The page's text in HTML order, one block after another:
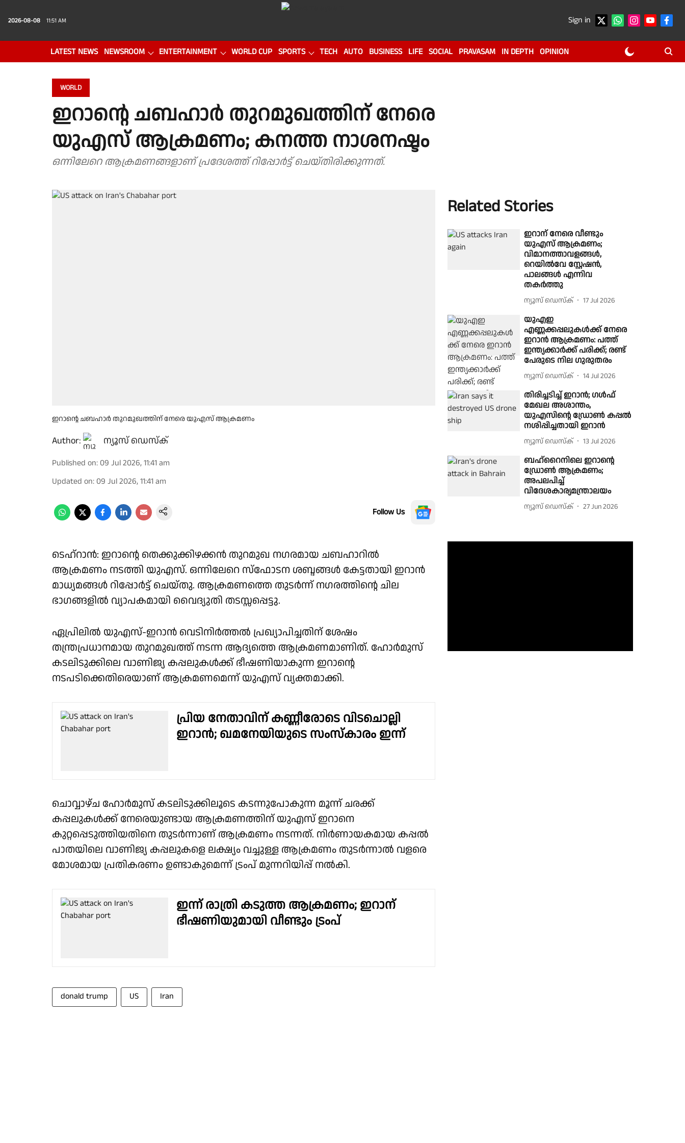
2026-08-08 11:51 AM Sign in
LATEST NEWS NEWSROOM ENTERTAINMENT WORLD CUP SPORTS TECH AUTO BUSINESS LIFE SOCIAL PRAVASAM IN DEPTH OPINION
WORLD
ഇറാൻ്റെ ചബഹാർ തുറമുഖത്തിന് നേരെ
യുഎസ് ആക്രമണം; കനത്ത നാശനഷ്ടം
ഒന്നിലേറെ ആക്രമണങ്ങളാണ് പ്രദേശത്ത് റിപ്പോർട്ട് ചെയ്തിരിക്കുന്നത്.
ഇറാൻ്റെ ചബഹാർ തുറമുഖത്തിന് നേരെ യുഎസ് ആക്രമണം
Author: ന്യൂസ് ഡെസ്ക്
Published on: 09 Jul 2026, 11:41 am
Updated on: 09 Jul 2026, 11:41 am
Follow Us
ടെഹ്റാൻ: ഇറാൻ്റെ തെക്കുക്കിഴക്കൻ തുറമുഖ നഗരമായ ചബഹാറിൽ
ആക്രമണം നടത്തി യുഎസ്. ഒന്നിലേറെ സ്ഫോടന ശബ്ദങ്ങൾ കേട്ടതായി ഇറാൻ
മാധ്യമങ്ങൾ റിപ്പോർട്ട് ചെയ്തു. ആക്രമണത്തെ തുടർന്ന് നഗരത്തിൻ്റെ ചില
ഭാഗങ്ങളിൽ വ്യാപകമായി വൈദ്യുതി തടസ്സപ്പെട്ടു.
ഏപ്രിലിൽ യുഎസ്-ഇറാൻ വെടിനിർത്തൽ പ്രഖ്യാപിച്ചതിന് ശേഷം
തന്ത്രപ്രധാനമായ തുറമുഖത്ത് നടന്ന ആദ്യത്തെ ആക്രമണമാണിത്. ഹോർമുസ്
കടലിടുക്കിലെ വാണിജ്യ കപ്പലുകൾക്ക് ഭീഷണിയാകുന്ന ഇറാൻ്റെ
നടപടിക്കെതിരെയാണ് ആക്രമണമെന്ന് യുഎസ് വ്യക്തമാക്കി.
പ്രിയ നേതാവിന് കണ്ണീരോടെ വിടചൊല്ലി
ഇറാൻ; ഖമനേയിയുടെ സംസ്കാരം ഇന്ന്
ചൊവ്വാഴ്ച ഹോർമുസ് കടലിടുക്കിലൂടെ കടന്നുപോകുന്ന മൂന്ന് ചരക്ക്
കപ്പലുകൾക്ക് നേരെയുണ്ടായ ആക്രമണത്തിന് യുഎസ് ഇറാനെ
കുറ്റപ്പെടുത്തിയതിനെ തുടർന്നാണ് ആക്രമണം നടന്നത്. നിർണായകമായ കപ്പൽ
പാതയിലെ വാണിജ്യ കപ്പലുകളെ ലക്ഷ്യം വച്ചുള്ള ആക്രമണം തുടർന്നാൽ വളരെ
മോശമായ പ്രതികരണം ഉണ്ടാകുമെന്ന് ട്രംപ് മുന്നറിയിപ്പ് നൽകി.
ഇന്ന് രാത്രി കടുത്ത ആക്രമണം; ഇറാന്
ഭീഷണിയുമായി വീണ്ടും ട്രംപ്
donald trump US Iran
Related Stories
ഇറാന് നേരെ വീണ്ടും
യുഎസ് ആക്രമണം;
വിമാനത്താവളങ്ങൾ,
റെയിൽവേ സ്റ്റേഷൻ,
പാലങ്ങൾ എന്നിവ
തകർത്തു
ന്യൂസ് ഡെസ്ക് 17 Jul 2026
യുഎഇ
എണ്ണക്കപ്പലുകൾക്ക് നേരെ
ഇറാൻ ആക്രമണം: പത്ത്
ഇന്ത്യക്കാർക്ക് പരിക്ക്; രണ്ട്
പേരുടെ നില ഗുരുതരം
ന്യൂസ് ഡെസ്ക് 14 Jul 2026
തിരിച്ചടിച്ച് ഇറാൻ; ഗൾഫ്
മേഖല അശാന്തം,
യുഎസിൻ്റെ ഡ്രോൺ കപ്പൽ
നശിപ്പിച്ചതായി ഇറാൻ
ന്യൂസ് ഡെസ്ക് 13 Jul 2026
ബഹ്റൈനിലെ ഇറാൻ്റെ
ഡ്രോൺ ആക്രമണം;
അപലപിച്ച്
വിദേശകാര്യമന്ത്രാലയം
ന്യൂസ് ഡെസ്ക് 27 Jun 2026